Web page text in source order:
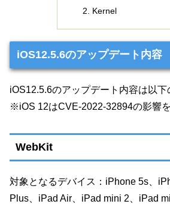
Kernel
iOS12.5.6のアップデート内容
iOS12.5.6のアップデート内容は以下
※iOS 12はCVE-2022-32894の影響
WebKit
対象となるデバイス：iPhone 5s、
Plus、iPad Air、iPad mini 2、iPad